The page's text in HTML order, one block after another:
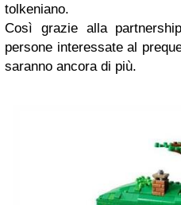
tolkeniano.
Così grazie alla
persone interessate al
saranno ancora di più.